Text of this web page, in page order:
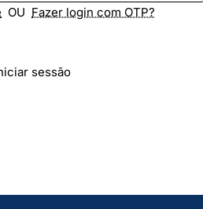
OU Fazer login com OTP?
sessão